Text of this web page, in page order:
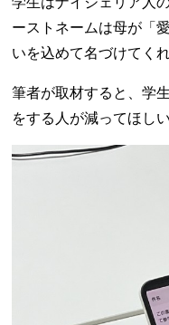
ーストネームは母が「
いを込めて名づけてく
筆者が取材すると、学
をする人が減ってほし